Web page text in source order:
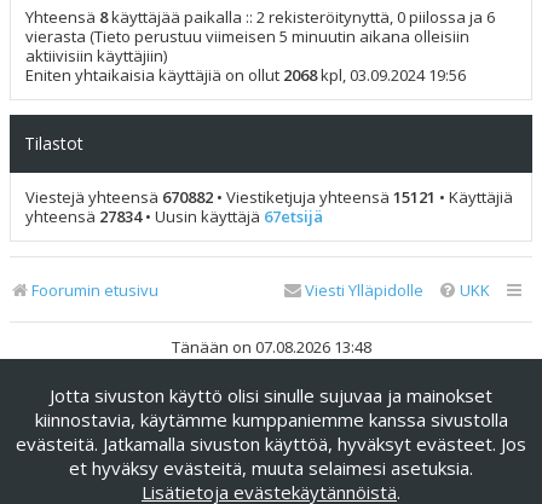
Yhteensä 8käyttäjää paikalla :: 2 rekisteröitynyttä, 0 piilossa ja 6
vierasta (Tieto perustuu viimeisen 5 minuutin aikana olleisiin
aktiivisiin käyttäjiin)
Eniten yhtaikaisia käyttäjiä on ollut 2068kpl, 03.09.2024 19:56
Tilastot
Viestejä yhteensä 670882 • Viestiketjuja yhteensä 15121 • Käyttäjiä
yhteensä 27834• Uusin käyttäjä 67etsijä
Foorumin etusivu UKK
Viesti Ylläpidolle
Tänään on 07.08.2026 13:48
Keskustelufoorumin ohjelmistophpBB® Forum Software ©
phpBB Limited
Käännös: phpBB Suomi (lurttinen, harritapio, Pettis)
phpBB Metro Theme byPixelGoose Studio
Jotta sivuston käyttö olisi sinulle sujuvaa ja mainokset
kiinnostavia, käytämme kumppaniemme kanssa sivustolla
evästeitä. Jatkamalla sivuston käyttöä, hyväksyt evästeet. Jos
et hyväksy evästeitä, muuta selaimesi asetuksia.
Lisätietoja evästekäytännöistä.